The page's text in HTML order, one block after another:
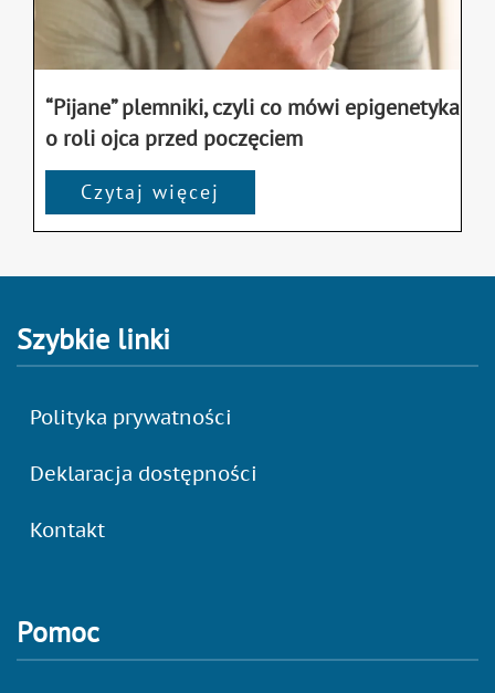
“Pijane” plemniki, czyli co mówi epigenetyka
o roli ojca przed poczęciem
Czytaj więcej
Szybkie linki
Polityka prywatności
Deklaracja dostępności
Kontakt
Pomoc